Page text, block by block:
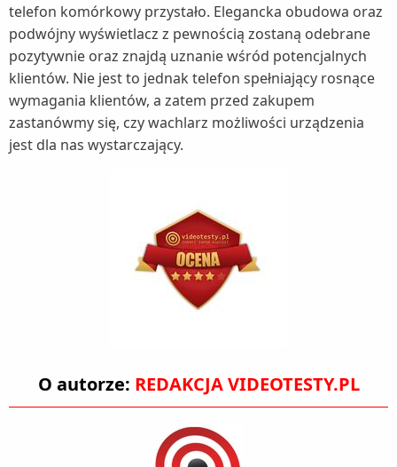
telefon komórkowy przystało. Elegancka obudowa oraz
podwójny wyświetlacz z pewnością zostaną odebrane
pozytywnie oraz znajdą uznanie wśród potencjalnych
klientów. Nie jest to jednak telefon spełniający rosnące
wymagania klientów, a zatem przed zakupem
zastanówmy się, czy wachlarz możliwości urządzenia
jest dla nas wystarczający.
O autorze: REDAKCJA VIDEOTESTY.PL